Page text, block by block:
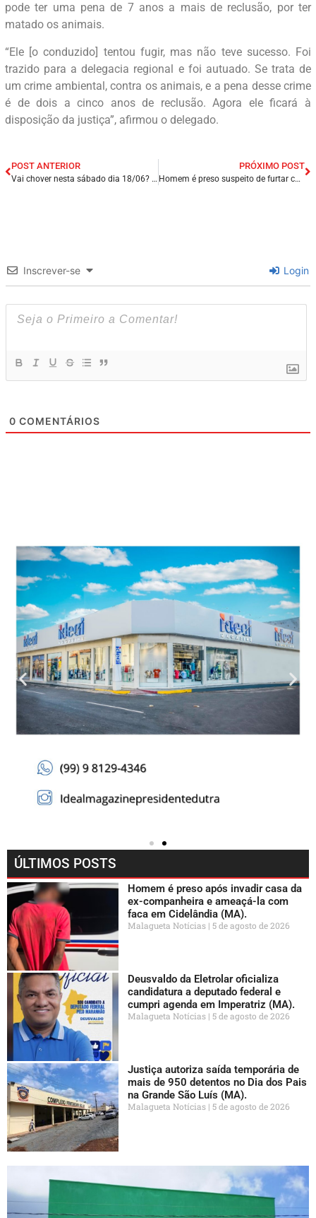
pode ter uma pena de 7 anos a mais de reclusão, por ter
matado os animais.
“Ele [o conduzido] tentou fugir, mas não teve sucesso. Foi
trazido para a delegacia regional e foi autuado. Se trata de
um crime ambiental, contra os animais, e a pena desse crime
é de dois a cinco anos de reclusão. Agora ele ficará à
disposição da justiça”, afirmou o delegado.
POST ANTERIOR
Vai chover nesta sábado dia 18/06? Confira a previsão do tempo para toda região Nordeste.
PRÓXIMO POST
Homem é preso suspeito de furtar cabras e ovelhas e fugir em carro na Grande Fortaleza/CE.
Inscrever-se Login
0 COMENTÁRIOS
ÚLTIMOS POSTS
Homem é preso após invadir casa da
ex-companheira e ameaçá-la com
faca em Cidelândia (MA).
Malagueta Notícias 5 de agosto de 2026
Deusvaldo da Eletrolar oficializa
candidatura a deputado federal e
cumpri agenda em Imperatriz (MA).
Malagueta Notícias 5 de agosto de 2026
Justiça autoriza saída temporária de
mais de 950 detentos no Dia dos Pais
na Grande São Luís (MA).
Malagueta Notícias 5 de agosto de 2026